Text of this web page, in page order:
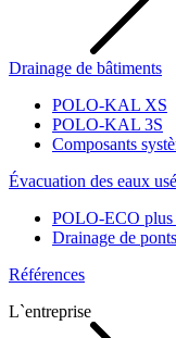
Drainage de bâtiments
POLO-KAL XS
POLO-KAL 3S
Composants
Évacuation des eaux
POLO-ECO plus
Drainage de ponts
Références
L`entreprise